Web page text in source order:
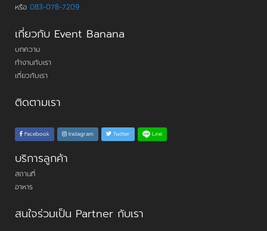
หรือ 083-078-7209
เกี่ยวกับ Event Banana
บทความ
ทำงานกับเรา
เกี่ยวกับเรา
ติดตามเรา
Facebook Instagram Twitter Line
บริการลูกค้า
สถานที่
อาหาร
สนใจร่วมเป็น Partner กับเรา